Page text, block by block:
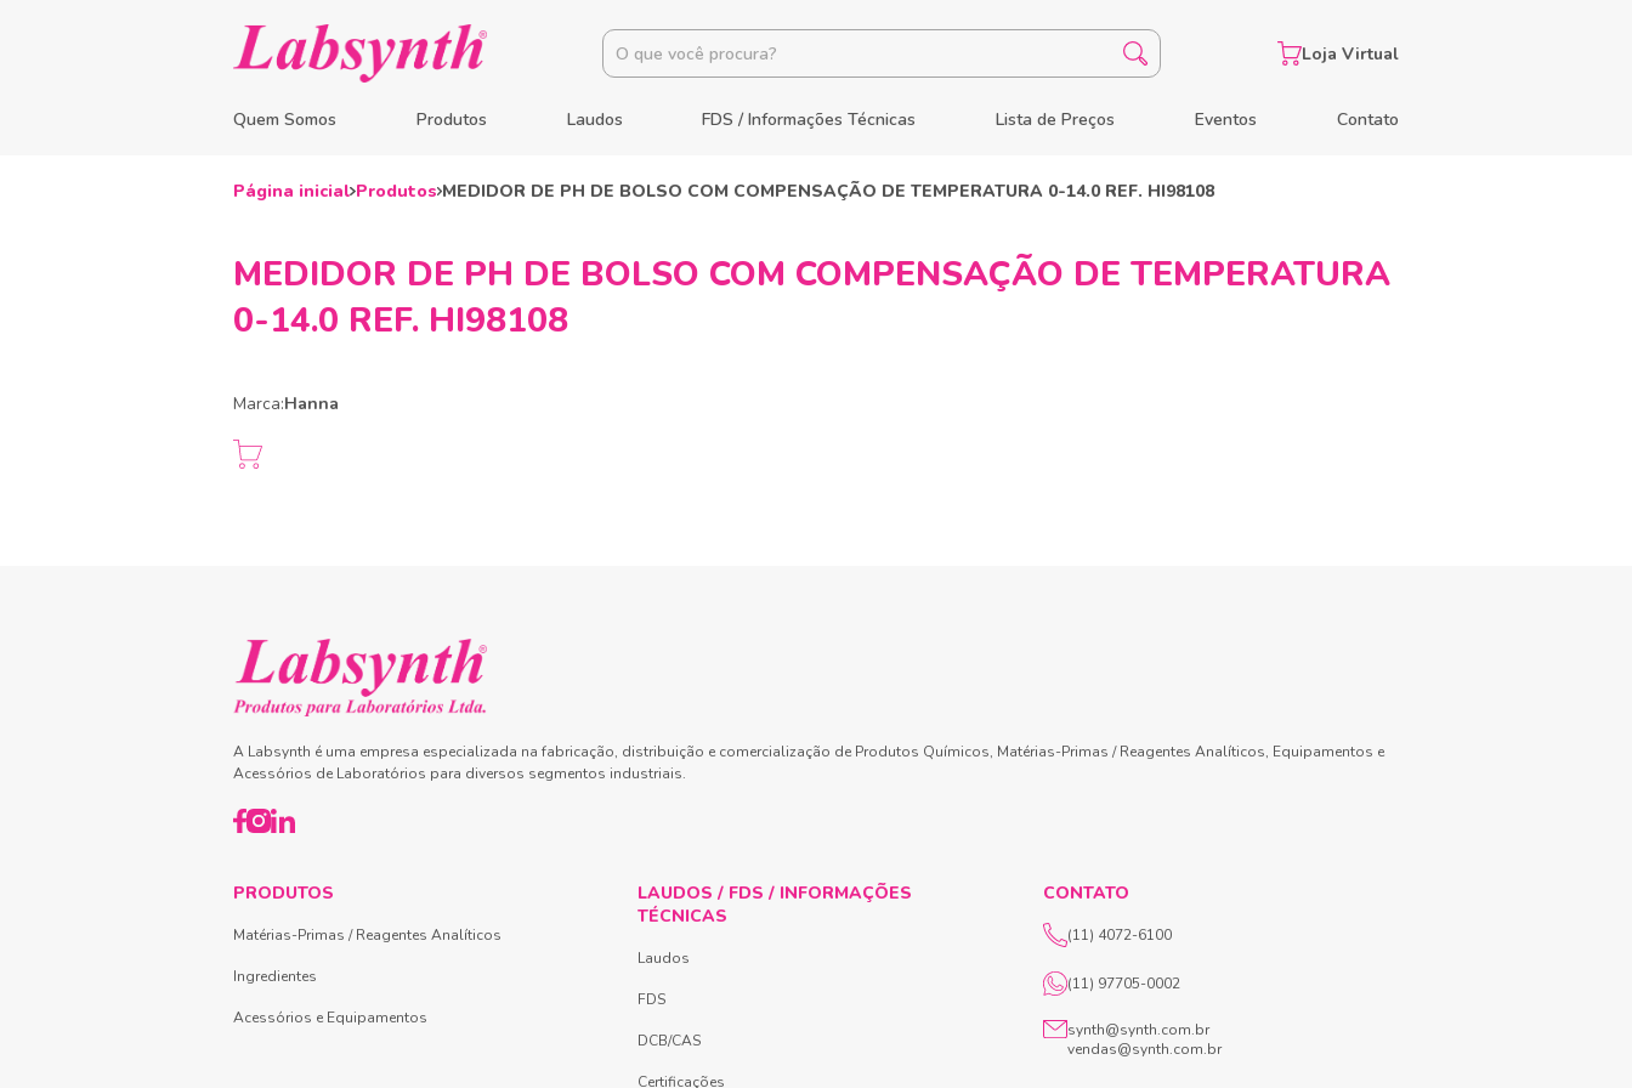
Quem Somos Produtos Laudos FDS / Informações Técnicas Lista de Preços Eventos Contato
Loja Virtual
Página inicial Produtos MEDIDOR DE PH DE BOLSO COM COMPENSAÇÃO DE TEMPERATURA 0-14.0 REF. HI98108
MEDIDOR DE PH DE BOLSO COM COMPENSAÇÃO DE TEMPERATURA
0-14.0 REF. HI98108
Marca:Hanna
A Labsynth é uma empresa especializada na fabricação, distribuição e comercialização de Produtos Químicos, Matérias-Primas / Reagentes Analíticos, Equipamentos e
Acessórios de Laboratórios para diversos segmentos industriais.
PRODUTOS
Matérias-Primas / Reagentes Analíticos
Ingredientes
Acessórios e Equipamentos
LAUDOS / FDS / INFORMAÇÕES
TÉCNICAS
Laudos
FDS
DCB/CAS
Certificações
CONTATO
(11) 4072-6100
(11) 97705-0002
synth@synth.com.br
vendas@synth.com.br